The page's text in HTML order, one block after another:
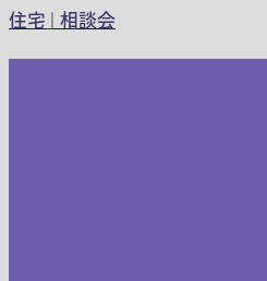
住宅」 相談会